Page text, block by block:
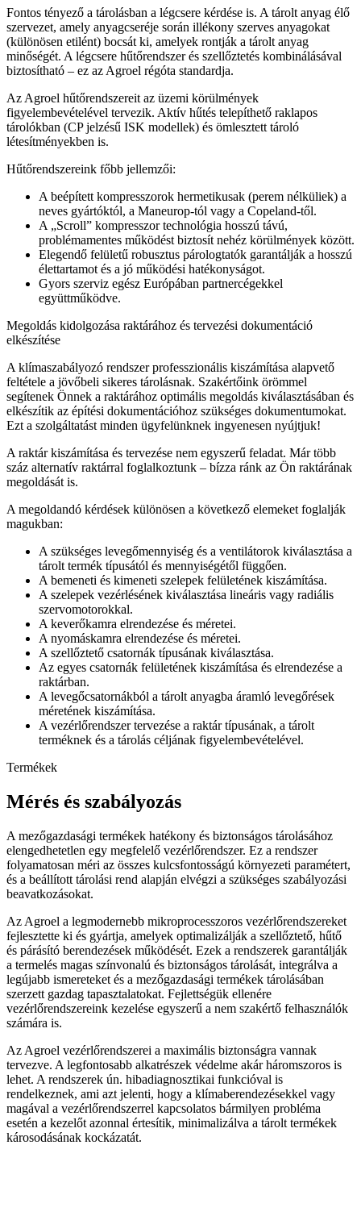
Fontos tényező a tárolásban a légcsere kérdése is. A tárolt anyag élő
szervezet, amely anyagcseréje során illékony szerves anyagokat
(különösen etilént) bocsát ki, amelyek rontják a tárolt anyag
minőségét. A légcsere hűtőrendszer és szellőztetés kombinálásával
biztosítható – ez az Agroel régóta standardja.
Az Agroel hűtőrendszereit az üzemi körülmények
figyelembevételével tervezik. Aktív hűtés telepíthető raklapos
tárolókban (CP jelzésű ISK modellek) és ömlesztett tároló
létesítményekben is.
Hűtőrendszereink főbb jellemzői:
A beépített kompresszorok hermetikusak (perem nélküliek) a
neves gyártóktól, a Maneurop-tól vagy a Copeland-től.
A „Scroll” kompresszor technológia hosszú távú,
problémamentes működést biztosít nehéz körülmények között.
Elegendő felületű robusztus párologtatók garantálják a hosszú
élettartamot és a jó működési hatékonyságot.
Gyors szerviz egész Európában partnercégekkel
együttműködve.
Megoldás kidolgozása raktárához és tervezési dokumentáció
elkészítése
A klímaszabályozó rendszer professzionális kiszámítása alapvető
feltétele a jövőbeli sikeres tárolásnak. Szakértőink örömmel
segítenek Önnek a raktárához optimális megoldás kiválasztásában és
elkészítik az építési dokumentációhoz szükséges dokumentumokat.
Ezt a szolgáltatást minden ügyfelünknek ingyenesen nyújtjuk!
A raktár kiszámítása és tervezése nem egyszerű feladat. Már több
száz alternatív raktárral foglalkoztunk – bízza ránk az Ön raktárának
megoldását is.
A megoldandó kérdések különösen a következő elemeket foglalják
magukban:
A szükséges levegőmennyiség és a ventilátorok kiválasztása a
tárolt termék típusától és mennyiségétől függően.
A bemeneti és kimeneti szelepek felületének kiszámítása.
A szelepek vezérlésének kiválasztása lineáris vagy radiális
szervomotorokkal.
A keverőkamra elrendezése és méretei.
A nyomáskamra elrendezése és méretei.
A szellőztető csatornák típusának kiválasztása.
Az egyes csatornák felületének kiszámítása és elrendezése a
raktárban.
A levegőcsatornákból a tárolt anyagba áramló levegőrések
méretének kiszámítása.
A vezérlőrendszer tervezése a raktár típusának, a tárolt
terméknek és a tárolás céljának figyelembevételével.
Termékek
Mérés és szabályozás
A mezőgazdasági termékek hatékony és biztonságos tárolásához
elengedhetetlen egy megfelelő vezérlőrendszer. Ez a rendszer
folyamatosan méri az összes kulcsfontosságú környezeti paramétert,
és a beállított tárolási rend alapján elvégzi a szükséges szabályozási
beavatkozásokat.
Az Agroel a legmodernebb mikroprocesszoros vezérlőrendszereket
fejlesztette ki és gyártja, amelyek optimalizálják a szellőztető, hűtő
és párásító berendezések működését. Ezek a rendszerek garantálják
a termelés magas színvonalú és biztonságos tárolását, integrálva a
legújabb ismereteket és a mezőgazdasági termékek tárolásában
szerzett gazdag tapasztalatokat. Fejlettségük ellenére
vezérlőrendszereink kezelése egyszerű a nem szakértő felhasználók
számára is.
Az Agroel vezérlőrendszerei a maximális biztonságra vannak
tervezve. A legfontosabb alkatrészek védelme akár háromszoros is
lehet. A rendszerek ún. hibadiagnosztikai funkcióval is
rendelkeznek, ami azt jelenti, hogy a klímaberendezésekkel vagy
magával a vezérlőrendszerrel kapcsolatos bármilyen probléma
esetén a kezelőt azonnal értesítik, minimalizálva a tárolt termékek
károsodásának kockázatát.